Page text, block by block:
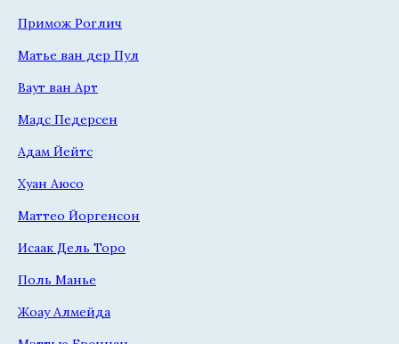
Примож Роглич
Матье ван дер Пул
Ваут ван Арт
Мадс Педерсен
Адам Йейтс
Хуан Аюсо
Маттео Йоргенсон
Исаак Дель Торо
Поль Манье
Жоау Алмейда